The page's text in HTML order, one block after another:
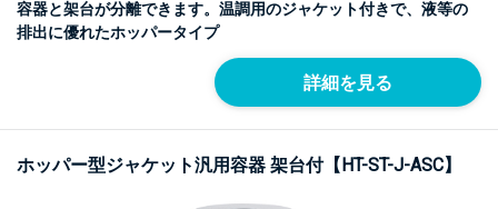
容器と架台が分離できます。温調用のジャケット付きで、液等の
排出に優れたホッパータイプ
詳細を見る
ホッパー型ジャケット汎用容器 架台付【HT-ST-J-ASC】